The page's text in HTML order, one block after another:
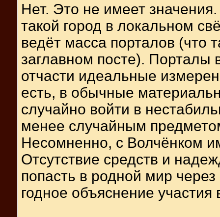
Нет. Это не имеет
такой город в локальном
ведёт масса порталов (что
заглавном посте). Порталы
отчасти идеальные
есть, в обычные
случайно войти в
менее случайным
Несомненно, с Волчёнком
Отсутствие средств и
попасть в родной мир
годное объяснение участия